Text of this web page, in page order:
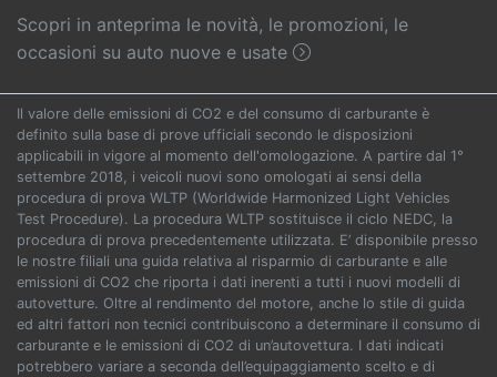
Scopri in anteprima le novità, le promozioni, le
occasioni su auto nuove e usate
Il valore delle emissioni di CO2 e del consumo di carburante è
definito sulla base di prove ufficiali secondo le disposizioni
applicabili in vigore al momento dell'omologazione. A partire dal 1°
settembre 2018, i veicoli nuovi sono omologati ai sensi della
procedura di prova WLTP (Worldwide Harmonized Light Vehicles
Test Procedure). La procedura WLTP sostituisce il ciclo NEDC, la
procedura di prova precedentemente utilizzata. E’ disponibile presso
le nostre filiali una guida relativa al risparmio di carburante e alle
emissioni di CO2 che riporta i dati inerenti a tutti i nuovi modelli di
autovetture. Oltre al rendimento del motore, anche lo stile di guida
ed altri fattori non tecnici contribuiscono a determinare il consumo di
carburante e le emissioni di CO2 di un’autovettura. I dati indicati
potrebbero variare a seconda dell’equipaggiamento scelto e di